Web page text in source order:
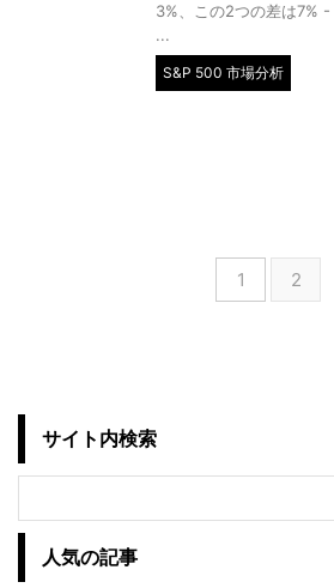
3%、この2つの差は7%
...
S&P 500 市場分析
1 2
サイト内検索
人気の記事